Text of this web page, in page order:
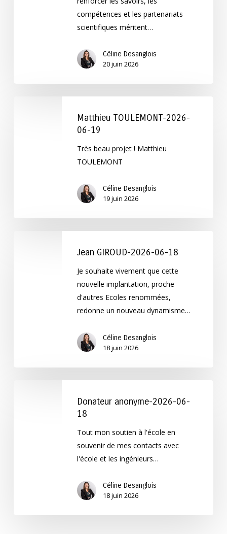
compétences et les partenariats
scientifiques méritent…
Céline Desanglois
20 juin 2026
Matthieu TOULEMONT-2026-
06-19
Très beau projet ! Matthieu
TOULEMONT
Céline Desanglois
19 juin 2026
Jean GIROUD-2026-06-18
Je souhaite vivement que cette
nouvelle implantation, proche
d'autres Ecoles renommées,
redonne un nouveau dynamisme…
Céline Desanglois
18 juin 2026
Donateur anonyme-2026-06-
18
Tout mon soutien à l'école en
souvenir de mes contacts avec
l'école et les ingénieurs…
Céline Desanglois
18 juin 2026